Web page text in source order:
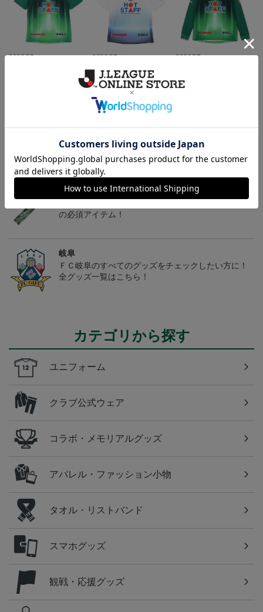
2026/27 オーセンティッ
2026/27 オーセンティッ
nd~岐阜かかみがはら航
空宇宙博物館コラボユニ
13,900円～18,300円
2026/27 オーセンティッ
岐阜
チームマスコットグッズは、サポーターやファン必
見！今すぐチェックしてみてください！
岐阜
の必須アイテム！
岐阜
ＦＣ岐阜のすべてのグッズをチェックしたい方に！
全グッズ一覧はこちら！
カテゴリから探す
ユニフォーム
クラブ公式ウェア
コラボ・メモリアルグッズ
アパレル・ファッション小物
タオル・リストバンド
スマホグッズ
観戦・応援グッズ